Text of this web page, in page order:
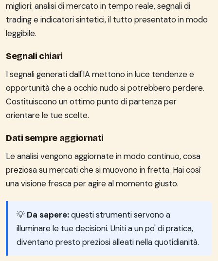
migliori: analisi di mercato in tempo reale, segnali di
trading e indicatori sintetici, il tutto presentato in modo
leggibile.
Segnali chiari
I segnali generati dall'IA mettono in luce tendenze e
opportunità che a occhio nudo si potrebbero perdere.
Costituiscono un ottimo punto di partenza per
orientare le tue scelte.
Dati sempre aggiornati
Le analisi vengono aggiornate in modo continuo, cosa
preziosa su mercati che si muovono in fretta. Hai così
una visione fresca per agire al momento giusto.
💡 Da sapere:questi strumenti servono a
illuminare le tue decisioni. Uniti a un po' di pratica,
diventano presto preziosi alleati nella quotidianità.